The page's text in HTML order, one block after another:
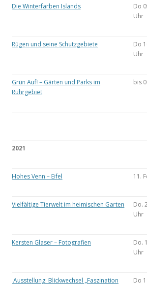
Die Winterfarben Islands
Do
Uhr
Rügen und seine Schutzgebiete
Do
Uhr
Grün Auf! – Gärten und Parks im
Ruhrgebiet
bis
2021
Hohes Venn – Eifel 11.
Vielfältige Tierwelt im heimischen Garten
Do.
Uhr
Kersten Glaser – Fotografien
Do.
Uhr
Ausstellung: Blickwechsel „Faszination
Do